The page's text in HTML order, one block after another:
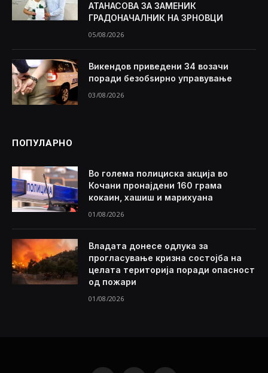
АТАНАСОВА ЗА ЗАМЕНИК
ГРАДОНАЧАЛНИК НА ЗРНОВЦИ
05/08/2026
Викендов приведени 34 возачи
поради безобѕирно управување
03/08/2026
ПОПУЛАРНО
Во голема полициска акција во
Кочани пронајдени 160 грама
кокаин, хашиш и марихуана
01/08/2026
Владата донесе одлука за
прогласување кризна состојба на
целата територија поради опасност
од пожари
01/08/2026